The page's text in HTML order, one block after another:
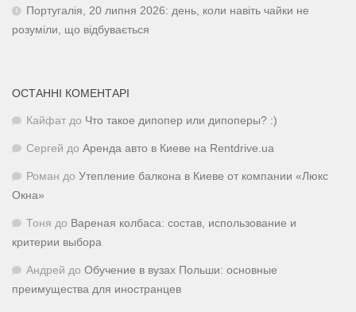
Португалія, 20 липня 2026: день, коли навіть чайки не
розуміли, що відбувається
ОСТАННІ КОМЕНТАРІ
Кайфат до Что такое дипопер или дипоперы? :)
Сергей до Аренда авто в Киеве на Rentdrive.ua
Роман до Утепление балкона в Киеве от компании «Люкс
Окна»
Тоня до Вареная колбаса: состав, использование и
критерии выбора
Андрей до Обучение в вузах Польши: основные
преимущества для иностранцев